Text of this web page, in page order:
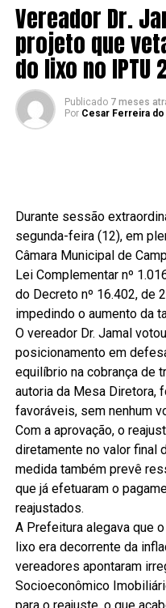
Vereador Dr.
projeto que
do lixo no IPTU
Publicado 7 meses
Por Cesar Ferreira
Durante sessão
segunda-feira (12), em
Câmara Municipal de
Lei Complementar nº
do Decreto nº 16.402, de
impedindo o aumento da
O vereador Dr. Jamal
posicionamento em
equilíbrio na cobrança de
autoria da Mesa Diretora,
favoráveis, sem nenhum
Com a aprovação, o
diretamente no valor final
medida também prevê
que já efetuaram o
reajustados.
A Prefeitura alegava que
lixo era decorrente da
vereadores apontaram
Socioeconômico